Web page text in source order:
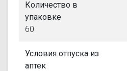
Количество в
упаковке
60
Условия отпуска из
аптек